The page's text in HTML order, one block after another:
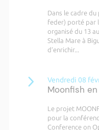
Dans le cadre
feder) porté par
organisé du 13
Stella Mare à
d’enrichir...
Vendredi 08
Moonfish
Le projet
pour la
Conference on